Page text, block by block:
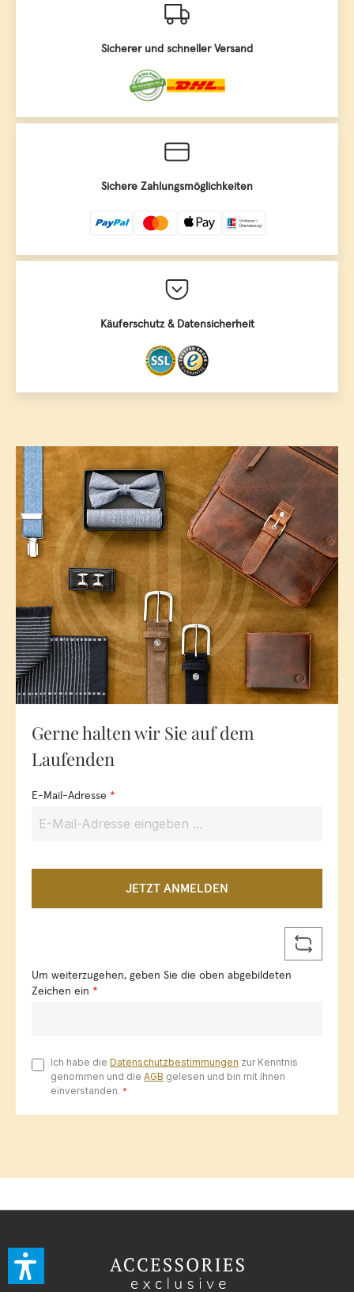
Sicherer und schneller Versand
Sichere Zahlungsmöglichkeiten
Käuferschutz & Datensicherheit
Gerne halten wir Sie auf dem
Laufenden
E-Mail-Adresse *
JETZT ANMELDEN
Um weiterzugehen, geben Sie die oben abgebildeten
Zeichen ein *
Ich habe die Datenschutzbestimmungen zur Kenntnis
genommen und die AGB gelesen und bin mit ihnen
einverstanden. *